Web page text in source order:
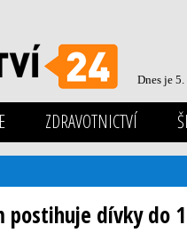
Dnes je
ZDRAVOTNICTVÍ
postihuje dívky do